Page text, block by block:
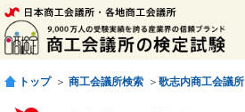
トップ ＞ 商工会議所検索 ＞ 歌志内商工会議所